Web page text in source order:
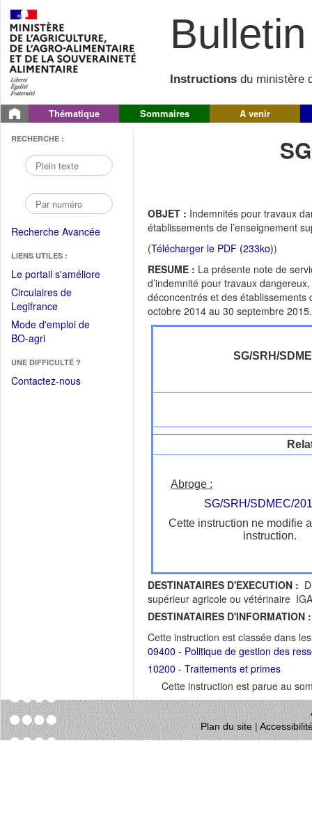
Instructions du ministère
Thématique Sommaires A venir
RECHERCHE :
Recherche Avancée
LIENS UTILES :
Le portail s'améliore(Fichier
Circulaires de
Legifrance(Ouvrir
dans
une
fenêtre)
Mode d'emploi de
BO-agri(Ouvrir
une
nouvelle
UNE DIFFICULTÉ ?
Contactez-nous
OBJET : Indemnités pour travaux
établissements de l’enseignement
(Télécharger le PDF (233ko))
RESUME : La présente note de
d’indemnité pour travaux
déconcentrés et des établissements
octobre 2014 au 30 septembre 2015.
SG/SRH/
Abroge :
SG/SRH/SDMEC/
Cette instruction ne modifie
instruction.
DESTINATAIRES D'EXECUTION :
supérieur agricole ou vétérinaire
DESTINATAIRES D'INFORMATION :
Cette instruction est classée dans
09400 - Politique de gestion des
10200 - Traitements et primes
Cette instruction est parue au
Plan du site|